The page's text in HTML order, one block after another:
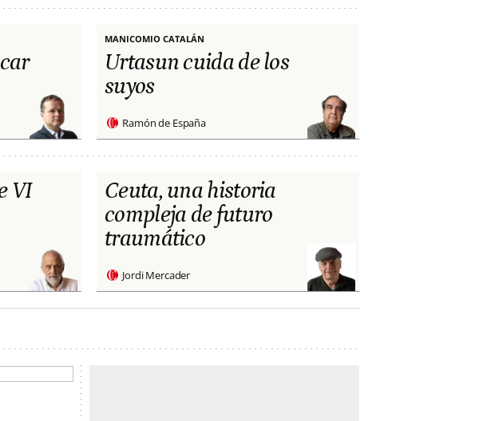
MANICOMIO CATALÁN
Urtasun cuida de los
suyos
Ramón de España
VI
Ceuta, una historia
compleja de futuro
traumático
Jordi Mercader